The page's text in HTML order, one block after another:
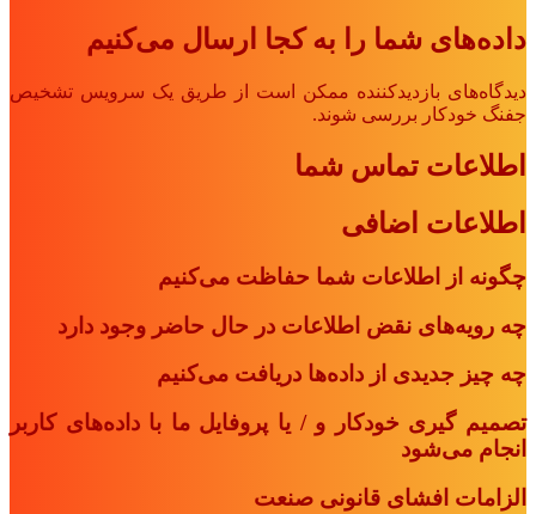
داده‌های شما را به کجا ارسال می‌کنیم
دیدگاه‌های بازدیدکننده ممکن است از طریق یک سرویس تشخیص
جفنگ خودکار بررسی شوند.
اطلاعات تماس شما
اطلاعات اضافی
چگونه از اطلاعات شما حفاظت می‌کنیم
چه رویه‌های نقض اطلاعات در حال حاضر وجود دارد
چه چیز جدیدی از داده‌ها دریافت می‌کنیم
تصمیم گیری خودکار و / یا پروفایل ما با داده‌های کاربر
انجام می‌شود
الزامات افشای قانونی صنعت